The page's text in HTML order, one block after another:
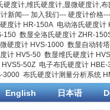
硬度计,维氏硬度计,显微硬度计,布
新闻--- 加入我们--- 硬度计价格---
度计 HR-150A 电动洛氏硬度计
150 数显全洛氏硬度计 ZHR-
硬度计 HVS-1000 数显自动转
计 HV5-50 数显维氏硬度计
HVS5-50Z 电子布氏硬度计 HBE-
3000 布氏硬度计测量分析系统
English 日本语